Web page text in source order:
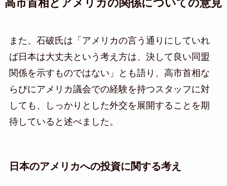
高市首相とアメリカの関係についての意見
また、石破氏は「アメリカの言う通りにしていれ
ば日本は大丈夫という考え方は、決して良い同盟
関係を示すものではない」とも語り、高市首相な
らびにアメリカ議会での経験を持つスタッフに対
しても、しっかりとした外交を展開することを期
待していると述べました。
日本のアメリカへの投資に関する考え